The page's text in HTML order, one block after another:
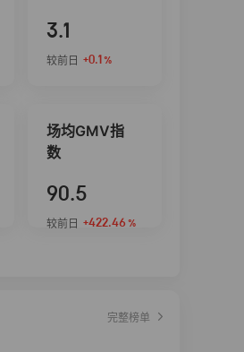
3.1
较前日 +0.1 %
场均GMV指
数
90.5
较前日 +422.46 %
完整榜单